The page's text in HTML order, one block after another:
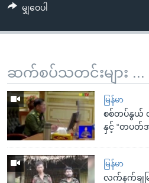
မျှဝေပါ
ဆက်စပ်သတင်းများ ...
မြန်မာ
စစ်တပ်နွယ်
နှင့် “တပတ်
မြန်မာ
လက်နက်ချမ